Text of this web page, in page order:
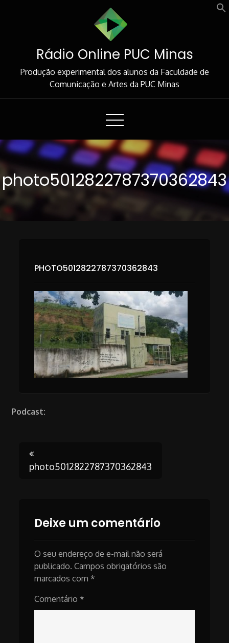
Rádio Online PUC Minas
Produção experimental dos alunos da Faculdade de
Comunicação e Artes da PUC Minas
photo5012822787370362843
PHOTO5012822787370362843
Podcast:
Post
photo5012822787370362843
Deixe um comentário
O seu endereço de e-mail não será
publicado. Campos obrigatórios são
marcados com *
Comentário *